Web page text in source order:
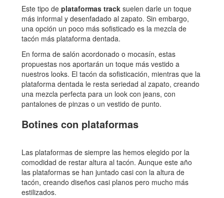
Este tipo de plataformas track suelen darle un toque
más informal y desenfadado al zapato. Sin embargo,
una opción un poco más sofisticado es la mezcla de
tacón más plataforma dentada.
En forma de salón acordonado o mocasín, estas
propuestas nos aportarán un toque más vestido a
nuestros looks. El tacón da sofisticación, mientras que la
plataforma dentada le resta seriedad al zapato, creando
una mezcla perfecta para un look con jeans, con
pantalones de pinzas o un vestido de punto.
Botines con plataformas
Las plataformas de siempre las hemos elegido por la
comodidad de restar altura al tacón. Aunque este año
las plataformas se han juntado casi con la altura de
tacón, creando diseños casi planos pero mucho más
estilizados.